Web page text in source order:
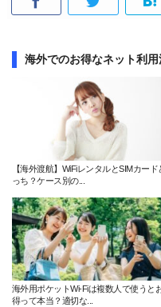
海外でのお得なネット利
【海外渡航】WiFiレンタルとSIMカード
っち？ケース別の...
海外用ポケットWi-Fiは複数人で使うと
得って本当？適切な...